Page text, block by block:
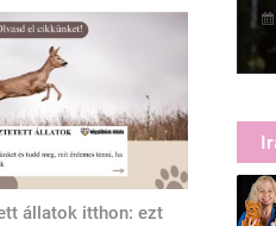
állatok itthon: ezt